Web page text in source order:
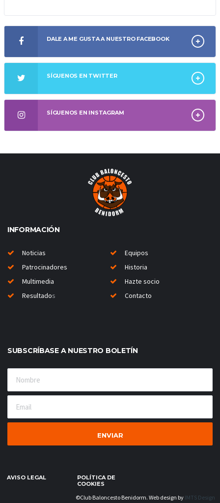
DALE A ME GUSTA A NUESTRO FACEBOOK
SÍGUENOS EN TWITTER
SÍGUENOS EN INSTAGRAM
INFORMACIÓN
Noticias
Equipos
Patrocinadores
Historia
Multimedia
Hazte socio
Resultados Contacto
SUBSCRÍBASE A NUESTRO BOLETÍN
AVISO LEGAL
POLÍTICA DE
COOKIES
©Club Baloncesto Benidorm. Web design by IMTS Design